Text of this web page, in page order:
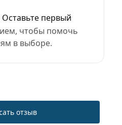
первый
чтобы помочь
в выборе.
отзыв